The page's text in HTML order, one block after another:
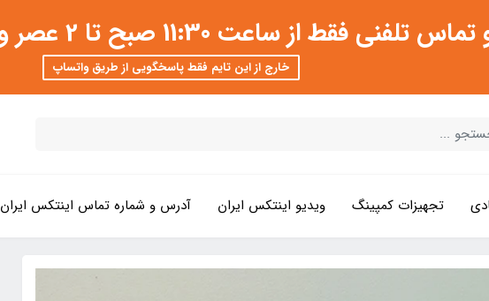
11:30 صبح تا 2 عصر و 3 تا 8 شب امکان پذیر است
خارج از این تایم فقط پاسخگویی از طریق واتساپ
تجهیزات کمپینگ ویدیو اینتکس ایران آدرس و شماره تماس اینتکس ایران